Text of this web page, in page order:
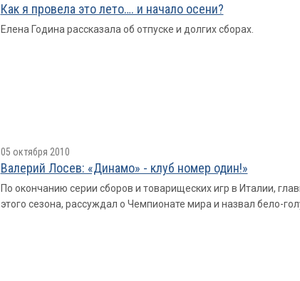
Как я провелa это лето…. и начало осени?
Елена Година рассказала об отпуске и долгих сборах.
05 октября 2010
Валерий Лосев: «Динамо» - клуб номер один!»
По окончанию серии сборов и товарищеских игр в Италии,
этого сезона, рассуждал о Чемпионате мира и назвал бело-